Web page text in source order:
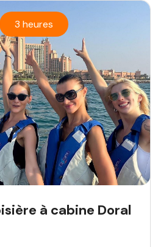
3 heures
à cabine Doral